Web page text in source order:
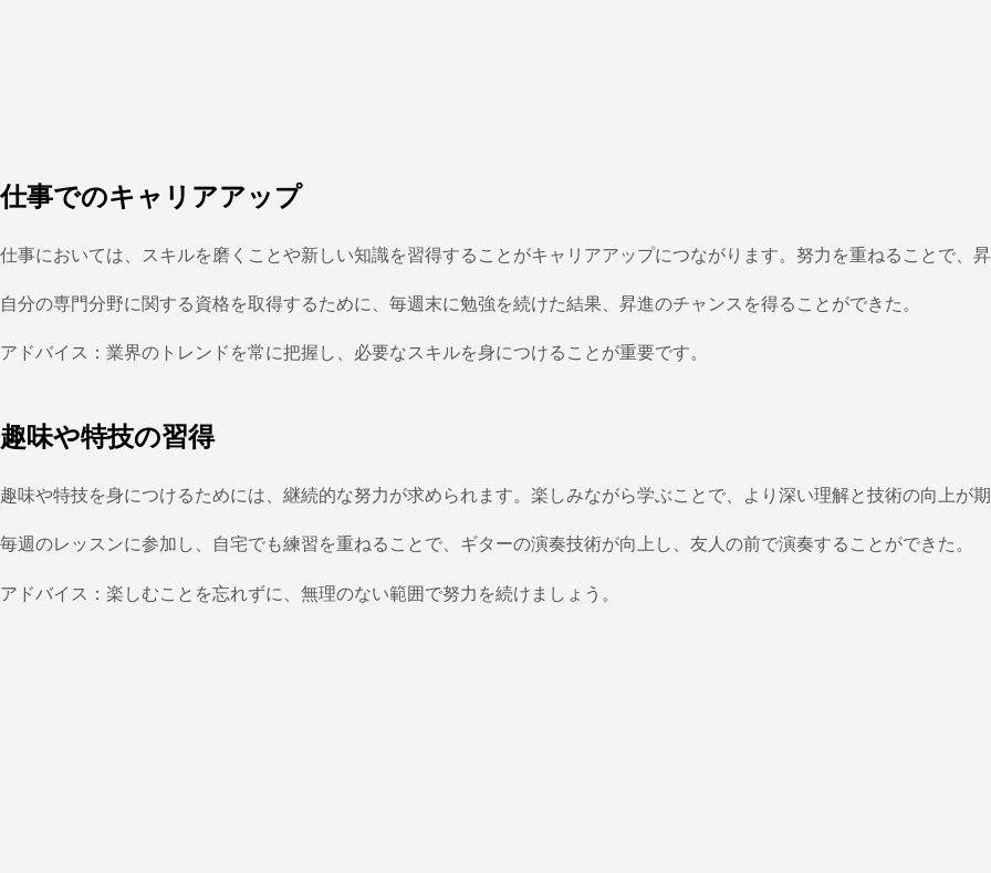
仕事でのキャリアアップ
仕事においては、スキルを磨くことや新しい知識を習得することがキャリアアップにつながります。努力を重ねることで、
自分の専門分野に関する資格を取得するために、毎週末に勉強を続けた結果、昇進のチャンスを得ることができた。
アドバイス：業界のトレンドを常に把握し、必要なスキルを身につけることが重要です。
趣味や特技の習得
趣味や特技を身につけるためには、継続的な努力が求められます。楽しみながら学ぶことで、より深い理解と技術の向上が期
毎週のレッスンに参加し、自宅でも練習を重ねることで、ギターの演奏技術が向上し、友人の前で演奏することができた。
アドバイス：楽しむことを忘れずに、無理のない範囲で努力を続けましょう。